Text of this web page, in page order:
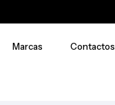
Marcas Contactos